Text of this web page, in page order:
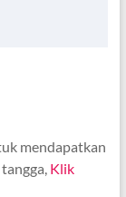
mendapatkan
Klik